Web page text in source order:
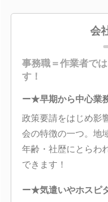
会
事務職＝作業者で
す！
ー★早期から中心業
政策要請をはじめ影
会の特徴の一つ。地
年齢・社歴にとらわ
できます！
ー★気遣いやホスピ